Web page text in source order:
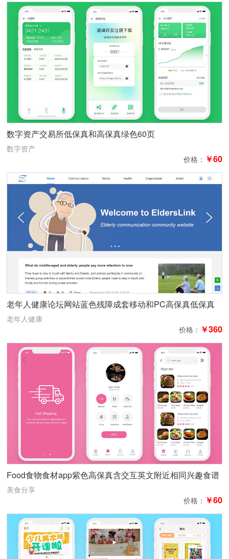
数字资产交易所低保真和高保真绿色60页
数字资产
价格： ￥60
老年人健康论坛网站蓝色残障成套移动和PC高保真低保真
都有
老年人健康
价格： ￥360
Food食物食材app紫色高保真含交互英文附近相同兴趣食谱
34页美食分享粉色
美食分享
价格： ￥60